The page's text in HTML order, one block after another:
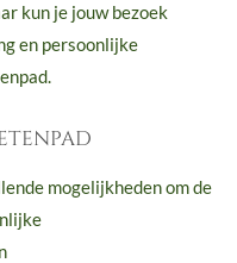
kun je jouw bezoek
en persoonlijke
mogelijkheden om de